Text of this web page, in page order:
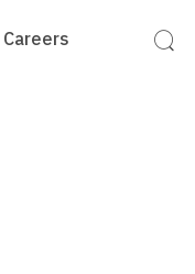
Careers